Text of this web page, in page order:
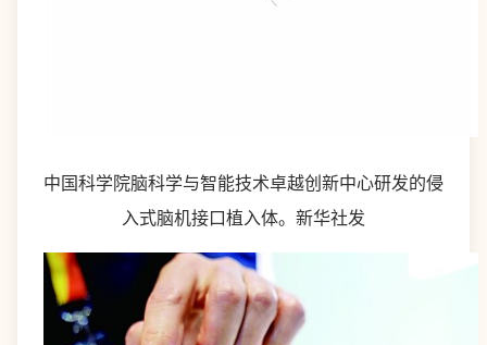
中国科学院脑科学与智能技术卓越创新中心研发的侵
入式脑机接口植入体。新华社发